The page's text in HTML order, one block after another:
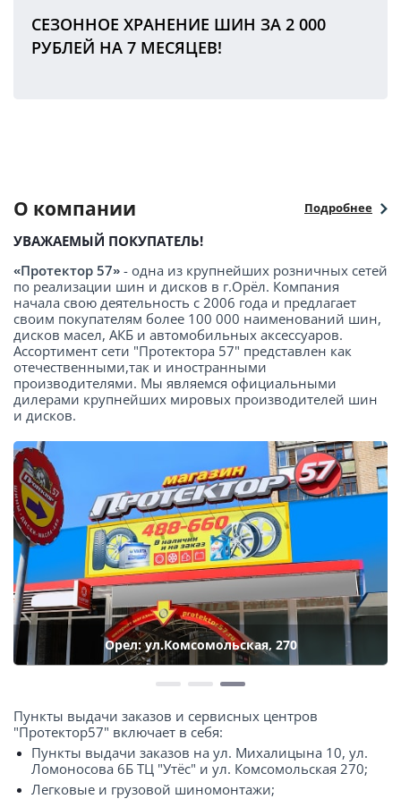
СЕЗОННОЕ ХРАНЕНИЕ ШИН ЗА 2 000
РУБЛЕЙ НА 7 МЕСЯЦЕВ!
О компании Подробнее
Орел: ул.Комсомольская, 270
УВАЖАЕМЫЙ ПОКУПАТЕЛЬ!
«Протектор 57» - одна из крупнейших розничных сетей
по реализации шин и дисков в г.Орёл. Компания
начала свою деятельность с 2006 года и предлагает
своим покупателям более 100 000 наименований шин,
дисков масел, АКБ и автомобильных аксессуаров.
Ассортимент сети "Протектора 57" представлен как
отечественными,так и иностранными
производителями. Мы являемся официальными
дилерами крупнейших мировых производителей шин
и дисков.
Пункты выдачи заказов и сервисных центров
"Протектор57" включает в себя:
Пункты выдачи заказов на ул. Михалицына 10, ул.
Ломоносова 6Б ТЦ "Утёс" и ул. Комсомольская 270;
Легковые и грузовой шиномонтажи;